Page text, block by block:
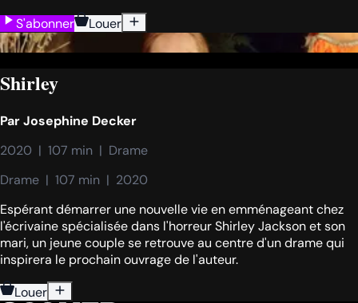
S'abonner
Louer
Shirley
ParJosephine Decker
2020  |  107 min  |  Drame
Drame  |  107 min  |  2020
Espérant démarrer une nouvelle vie en emménageant chez
l'écrivaine spécialisée dans l'horreur Shirley Jackson et son
mari, un jeune couple se retrouve au centre d'un drame qui
inspirera le prochain ouvrage de l'auteur.
Louer